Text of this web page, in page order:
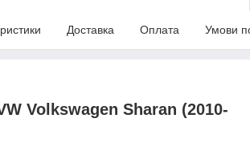
Доставка Оплата Умови
Volkswagen Sharan (2010-